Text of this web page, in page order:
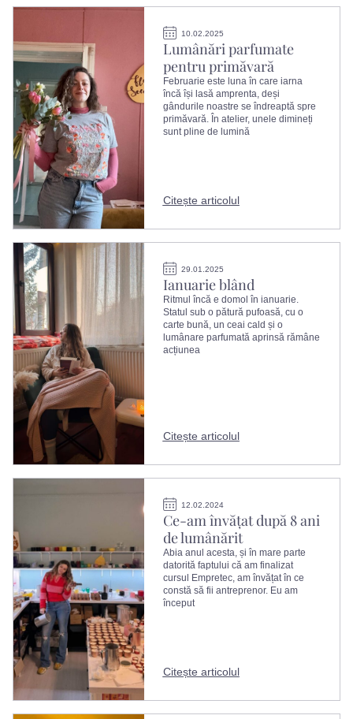
10.02.2025
Lumânări parfumate
pentru primăvară
Februarie este luna în care iarna
încă își lasă amprenta, deși
gândurile noastre se îndreaptă spre
primăvară. În atelier, unele dimineți
sunt pline de lumină
Citește articolul
29.01.2025
Ianuarie blând
Ritmul încă e domol în ianuarie.
Statul sub o pătură pufoasă, cu o
carte bună, un ceai cald și o
lumânare parfumată aprinsă rămâne
acțiunea
Citește articolul
12.02.2024
Ce-am învățat după 8 ani
de lumânărit
Abia anul acesta, și în mare parte
datorită faptului că am finalizat
cursul Empretec, am învățat în ce
constă să fii antreprenor. Eu am
început
Citește articolul